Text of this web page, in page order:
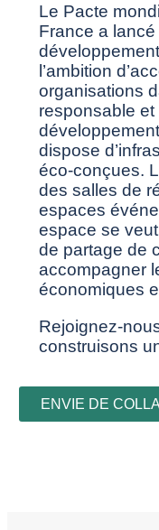
Le Pacte
France a
l’ambition
organisations
responsable
dispose
éco-conçues.
des salles de
espaces
espace se
de partage de
accompagner
économiques
Rejoignez-
construisons
ENVIE DE